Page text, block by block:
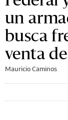
un
busca
venta
Mauricio Caminos